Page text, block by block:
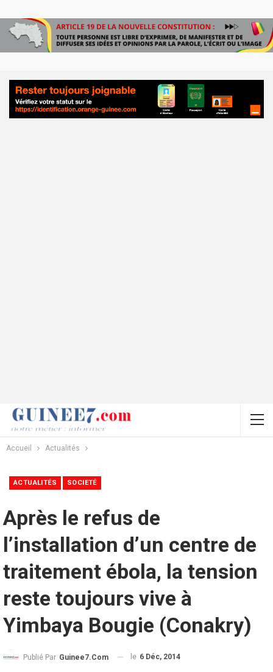
Accueil Actualités
ACTUALITÉS SOCIETÉ
Après le refus de
l’installation d’un centre de
traitement ébola, la tension
reste toujours vive à
Yimbaya Bougie (Conakry)
Publié Par Guinee7.com le 6 Déc, 2014